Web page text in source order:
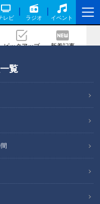
レビ ラジオ イベント
ピックアップ 新着記事
覧